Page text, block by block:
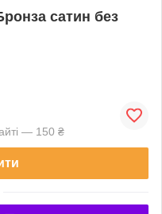
сатин без
— 150 ₴